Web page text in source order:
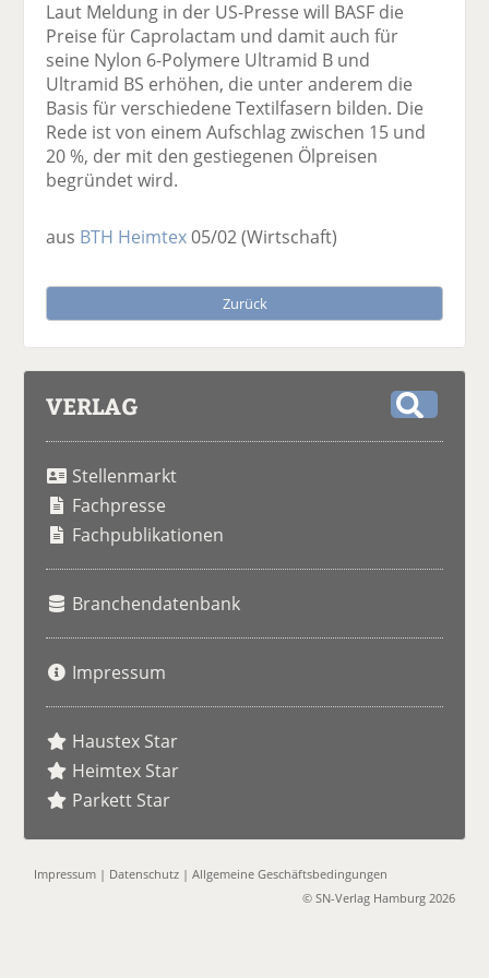
Laut Meldung in der US-Presse will BASF die
Preise für Caprolactam und damit auch für
seine Nylon 6-Polymere Ultramid B und
Ultramid BS erhöhen, die unter anderem die
Basis für verschiedene Textilfasern bilden. Die
Rede ist von einem Aufschlag zwischen 15 und
20 %, der mit den gestiegenen Ölpreisen
begründet wird.
aus BTH Heimtex05/02(Wirtschaft)
Zurück
VERLAG
Stellenmarkt
Fachpresse
Fachpublikationen
Branchendatenbank
Impressum
Haustex Star
Heimtex Star
Parkett Star
Impressum | Datenschutz |Allgemeine Geschäftsbedingungen
© SN-Verlag Hamburg 2026